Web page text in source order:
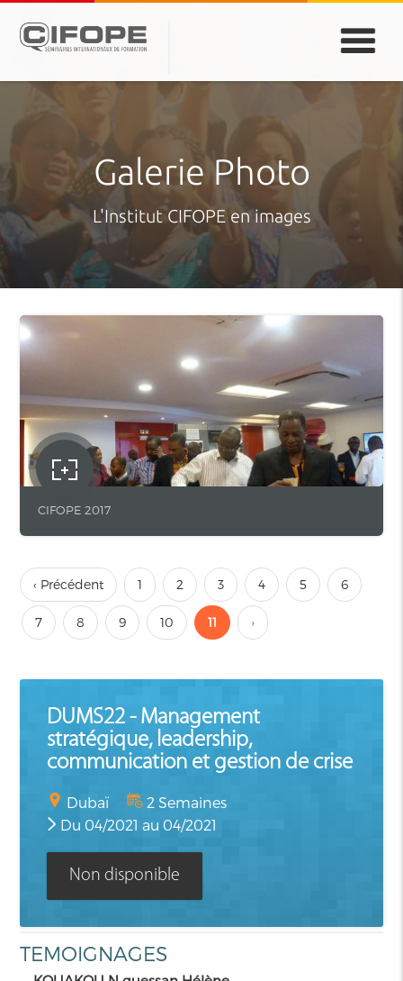
PARIS
DAKAR
MONTREAL
Galerie Photo
L'Institut CIFOPE en images
CIFOPE 2017
‹ Précédent 1 2 3 4 5 6
7 8 9 10 11 ›
DUMS22 - Management
stratégique, leadership,
communication et gestion de crise
Dubaï
2 Semaines
Du 04/2021 au 04/2021
Non disponible
TEMOIGNAGES